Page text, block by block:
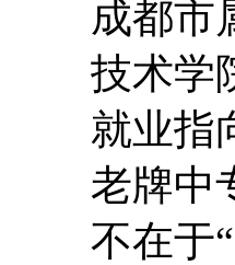
成都市
技术学
就业指
老牌中
不在于